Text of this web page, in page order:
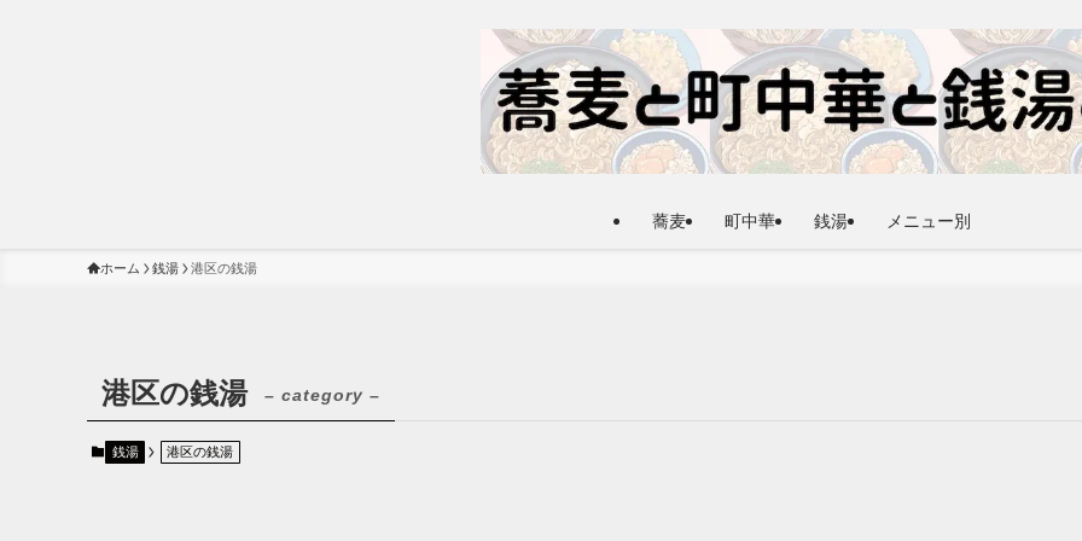
蕎麦 町中華 銭湯 メニュー別
ホーム 銭湯 港区の銭湯
港区の銭湯 – category –
銭湯 港区の銭湯